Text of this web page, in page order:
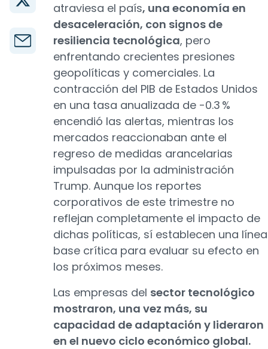
atraviesa el país, una economía en
desaceleración, con signos de
resiliencia tecnológica, pero
enfrentando crecientes presiones
geopolíticas y comerciales. La
contracción del PIB de Estados Unidos
en una tasa anualizada de -0.3 %
encendió las alertas, mientras los
mercados reaccionaban ante el
regreso de medidas arancelarias
impulsadas por la administración
Trump. Aunque los reportes
corporativos de este trimestre no
reflejan completamente el impacto de
dichas políticas, sí establecen una línea
base crítica para evaluar su efecto en
los próximos meses.
Las empresas del sector tecnológico
mostraron, una vez más, su
capacidad de adaptación y lideraron
en el nuevo ciclo económico global.